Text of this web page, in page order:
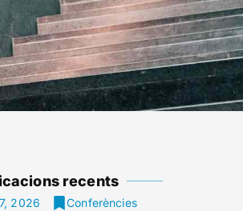
recents
2026 Conferències